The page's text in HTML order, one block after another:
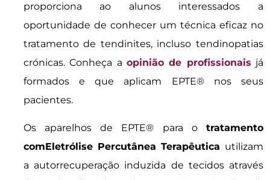
proporciona ao alunos interessados a
oportunidade de conhecer um técnica eficaz no
tratamento de tendinites, incluso tendinopatias
crónicas. Conheça a opinião de profissionais já
formados e que aplicam EPTE® nos seus
pacientes.
Os aparelhos de EPTE® para o tratamento
comEletrólise Percutânea Terapêutica utilizam
a autorrecuperação induzida de tecidos através